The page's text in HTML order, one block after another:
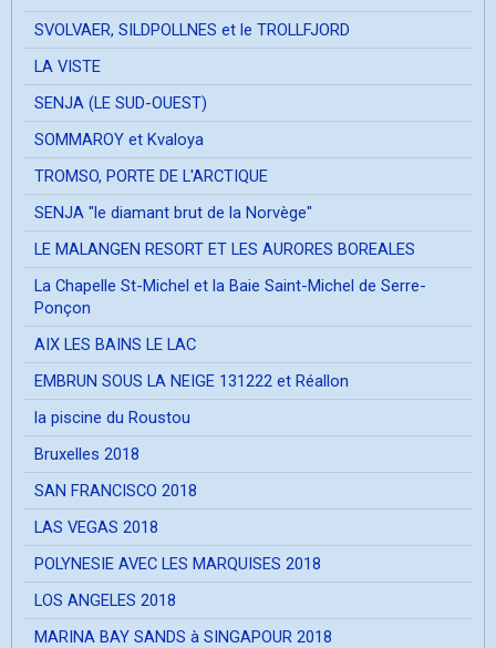
SVOLVAER, SILDPOLLNES et le TROLLFJORD
LA VISTE
SENJA (LE SUD-OUEST)
SOMMAROY et Kvaloya
TROMSO, PORTE DE L'ARCTIQUE
SENJA "le diamant brut de la Norvège"
LE MALANGEN RESORT ET LES AURORES BOREALES
La Chapelle St-Michel et la Baie Saint-Michel de Serre-
Ponçon
AIX LES BAINS LE LAC
EMBRUN SOUS LA NEIGE 131222 et Réallon
la piscine du Roustou
Bruxelles 2018
SAN FRANCISCO 2018
LAS VEGAS 2018
POLYNESIE AVEC LES MARQUISES 2018
LOS ANGELES 2018
MARINA BAY SANDS à SINGAPOUR 2018